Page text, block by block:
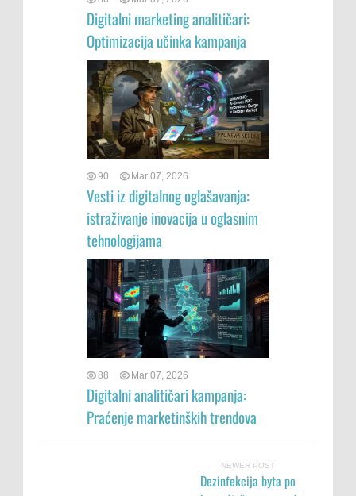
Digitalni marketing analitičari:
Optimizacija učinka kampanja
90 Mar 07, 2026
Vesti iz digitalnog oglašavanja:
istraživanje inovacija u oglasnim
tehnologijama
88 Mar 07, 2026
Digitalni analitičari kampanja:
Praćenje marketinških trendova
NEWER POST
Dezinfekcija byta po